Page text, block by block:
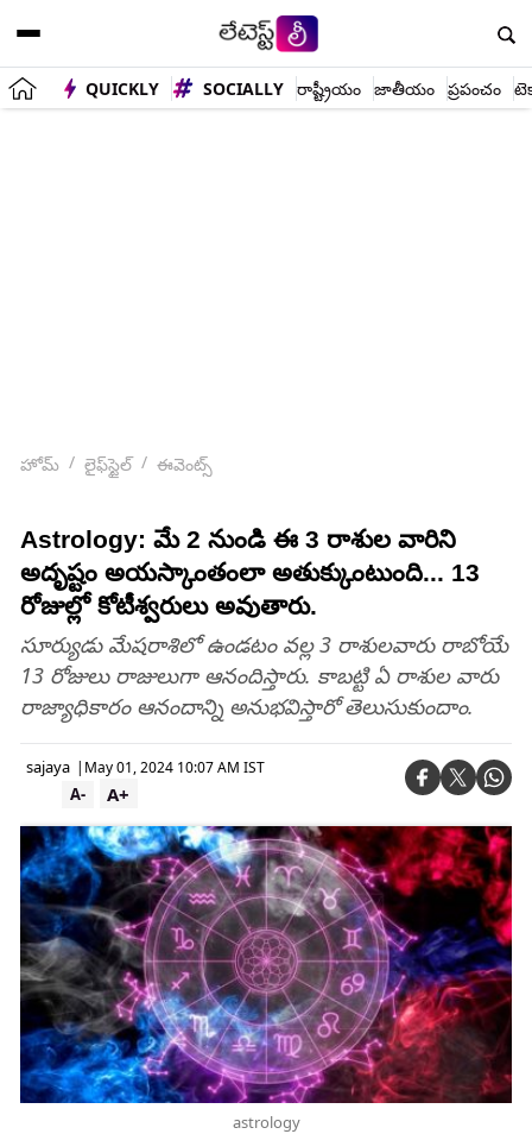
QUICKLY SOCIALLY రాష్ట్రీయం జాతీయం ప్రపంచం
హోమ్ లైఫ్‌స్టైల్ ఈవెంట్స్
Astrology: మే 2 నుండి ఈ 3 రాశుల వారిని
అదృష్టం అయస్కాంతంలా అతుక్కుంటుంది... 13
రోజుల్లో కోటీశ్వరులు అవుతారు.
సూర్యుడు మేషరాశిలో ఉండటం వల్ల 3 రాశులవారు రాబోయే
13 రోజులు రాజులుగా ఆనందిస్తారు. కాబట్టి ఏ రాశుల వారు
రాజ్యాధికారం ఆనందాన్ని అనుభవిస్తారో తెలుసుకుందాం.
sajaya | May 01, 2024 10:07 AM IST
A+
A-
astrology